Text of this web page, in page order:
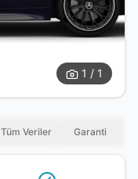
1 / 1
Tüm Veriler Garanti